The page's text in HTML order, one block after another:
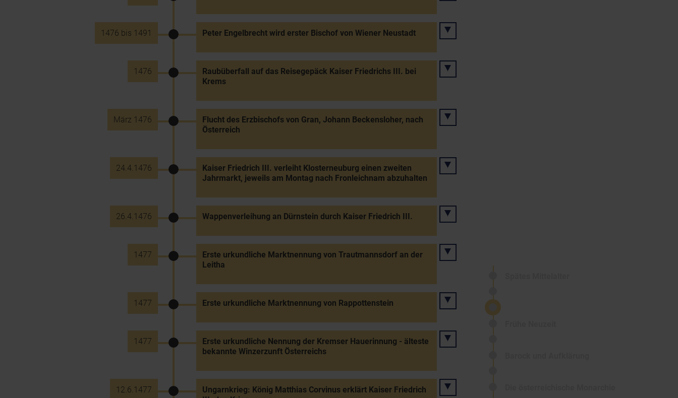
1476 bis 1491 Peter Engelbrecht wird erster Bischof von Wiener Neustadt
1476
Raubüberfall auf das Reisegepäck Kaiser Friedrichs III. bei
Krems
März 1476
Flucht des Erzbischofs von Gran, Johann Beckensloher, nach
Österreich
24.4.1476
Kaiser Friedrich III. verleiht Klosterneuburg einen zweiten
Jahrmarkt, jeweils am Montag nach Fronleichnam abzuhalten
26.4.1476 Wappenverleihung an Dürnstein durch Kaiser Friedrich III.
1477
Erste urkundliche Marktnennung von Trautmannsdorf an der
Leitha
1477 Erste urkundliche Marktnennung von Rappottenstein
1477
Erste urkundliche Nennung der Kremser Hauerinnung - älteste
bekannte Winzerzunft Österreichs
12.6.1477
Ungarnkrieg: König Matthias Corvinus erklärt Kaiser Friedrich